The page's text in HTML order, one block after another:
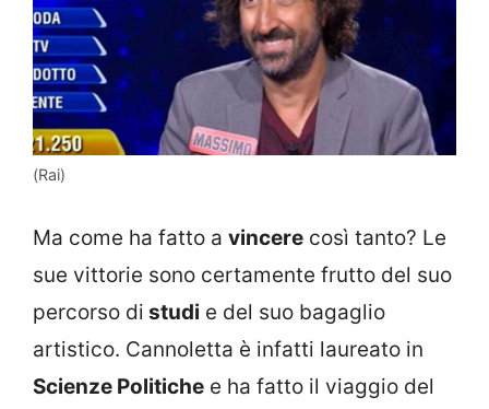
(Rai)
Ma come ha fatto a vincere così tanto? Le
sue vittorie sono certamente frutto del suo
percorso di studi e del suo bagaglio
artistico. Cannoletta è infatti laureato in
Scienze Politiche e ha fatto il viaggio del